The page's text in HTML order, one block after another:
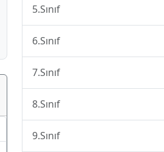
5.Sınıf
6.Sınıf
7.Sınıf
8.Sınıf
9.Sınıf